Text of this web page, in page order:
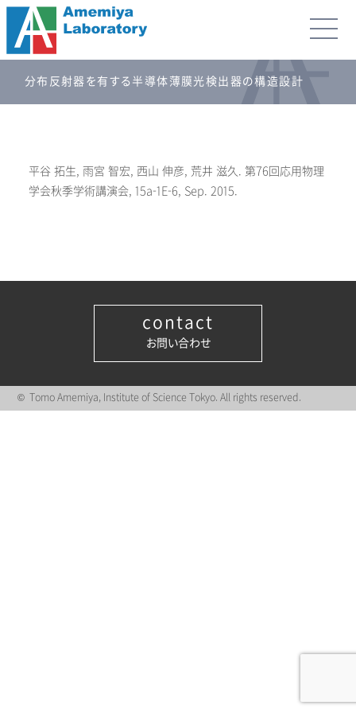
分布反射器を有する半導体薄膜光検出器の構造設計
平谷 拓生, 雨宮 智宏, 西山 伸彦, 荒井 滋久. 第76回応用物理
学会秋季学術講演会, 15a-1E-6, Sep. 2015.
contact
お問い合わせ
© Tomo Amemiya, Institute of Science Tokyo. All rights reserved.